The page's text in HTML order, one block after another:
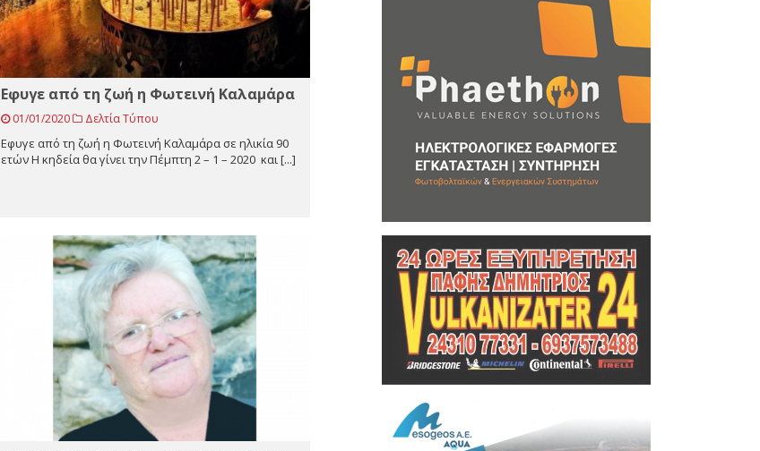
Εφυγε από τη ζωή η Φωτεινή Καλαμάρα
01/01/2020 Δελτία Τύπου
Εφυγε από τη ζωή η Φωτεινή Καλαμάρα σε ηλικία 90
ετών Η κηδεία θα γίνει την Πέμπτη 2 – 1 – 2020 και [...]